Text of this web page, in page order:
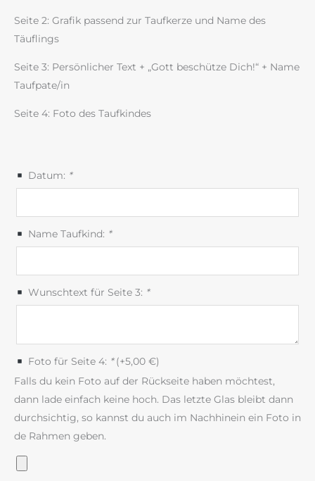
Seite 2: Grafik passend zur Taufkerze und Name des
Täuflings
Seite 3: Persönlicher Text + „Gott beschütze Dich!“ + Name
Taufpate/in
Seite 4: Foto des Taufkindes
Datum: *
Name Taufkind: *
Wunschtext für Seite 3: *
Foto für Seite 4: *(+5,00 €)
Falls du kein Foto auf der Rückseite haben möchtest,
dann lade einfach keine hoch. Das letzte Glas bleibt dann
durchsichtig, so kannst du auch im Nachhinein ein Foto in
de Rahmen geben.